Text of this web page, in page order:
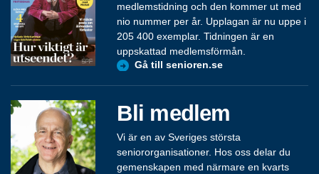
medlemstidning och den kommer ut med
nio nummer per år. Upplagan är nu uppe i
205 400 exemplar. Tidningen är en
uppskattad medlemsförmån.
Gå till senioren.se
Bli medlem
Vi är en av Sveriges största
seniororganisationer. Hos oss delar du
gemenskapen med närmare en kvarts